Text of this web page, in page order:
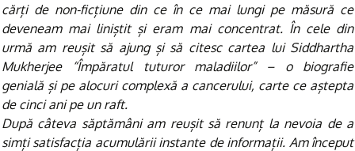
cărți de non-ficțiune din ce în ce mai lungi pe măsură ce
deveneam mai liniștit și eram mai concentrat. În cele din
urmă am reușit să ajung și să citesc cartea lui Siddhartha
Mukherjee “Împăratul tuturor maladiilor” – o biografie
genială și pe alocuri complexă a cancerului, carte ce aștepta
de cinci ani pe un raft.
După câteva săptămâni am reușit să renunț la nevoia de a
simți satisfacția acumulării instante de informații. Am început